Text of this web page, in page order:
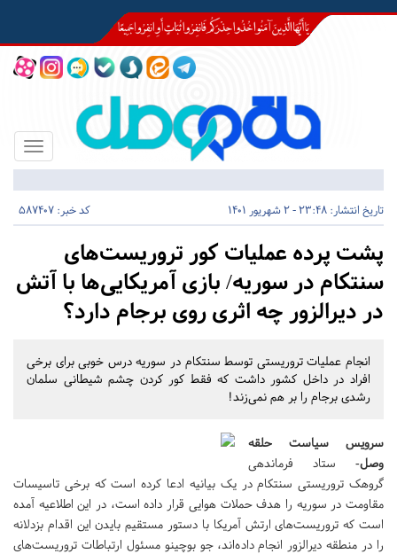
Toggle
تاریخ انتشار: 23:48 - 2 شهریور 1401 کد خبر: 587407
پشت پرده عملیات کور تروریست‌های
سنتکام در سوریه/ بازی آمریکایی‌ها با آتش
در دیرالزور چه اثری روی برجام دارد؟
انجام عملیات تروریستی توسط سنتکام در سوریه درس خوبی برای برخی
افراد در داخل کشور داشت که فقط کور کردن چشم شیطانی سلمان
رشدی برجام را بر هم نمی‌زند!
سرویس سیاست حلقه
وصل- ستاد فرماندهی
گروهک تروریستی سنتکام در یک بیانیه ادعا کرده است که برخی تاسیسات
مقاومت در سوریه را هدف حملات هوایی قرار داده است، در این اطلاعیه آمده
است که تروریست‌های ارتش آمریکا با دستور مستقیم بایدن این اقدام بزدلانه
را در منطقه دیرالزور انجام داده‌اند، جو بوچینو مسئول ارتباطات تروریست‌های